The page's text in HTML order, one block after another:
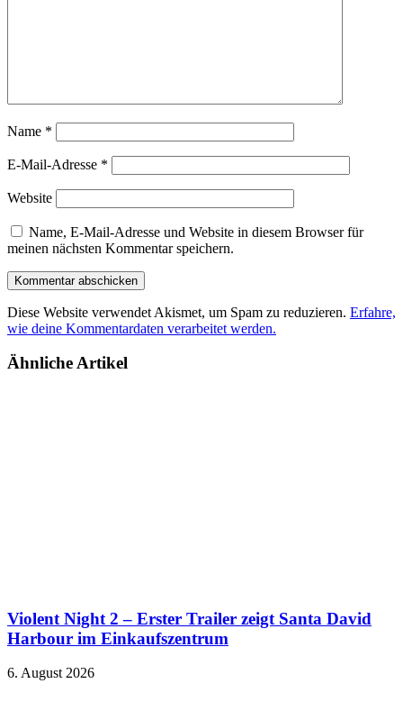
Name *
E-Mail-Adresse *
Website
Name, E-Mail-Adresse und Website in diesem Browser für
meinen nächsten Kommentar speichern.
Diese Website verwendet Akismet, um Spam zu reduzieren. Erfahre,
wie deine Kommentardaten verarbeitet werden.
Ähnliche Artikel
Violent Night 2 – Erster Trailer zeigt Santa David
Harbour im Einkaufszentrum
6. August 2026